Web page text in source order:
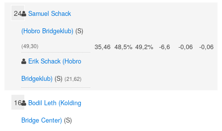
24
Samuel Schack
(Hobro Bridgeklub) (S)
(49,30)
Erik Schack (Hobro
Bridgeklub) (S) (21,62)
35,46 48,5% 49,2% -6,6 -0,06 -0,06
16
Bodil Leth (Kolding
Bridge Center) (S)